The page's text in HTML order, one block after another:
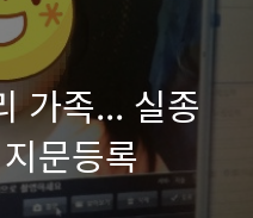
가족... 실종
문등록